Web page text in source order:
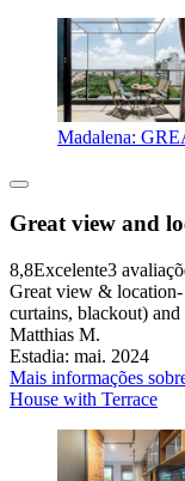
Madalena:
Great view and
8,8Excelente3
Great view & location-
curtains, blackout)
Matthias M.
Estadia: mai. 2024
Mais informações
House with Terrace